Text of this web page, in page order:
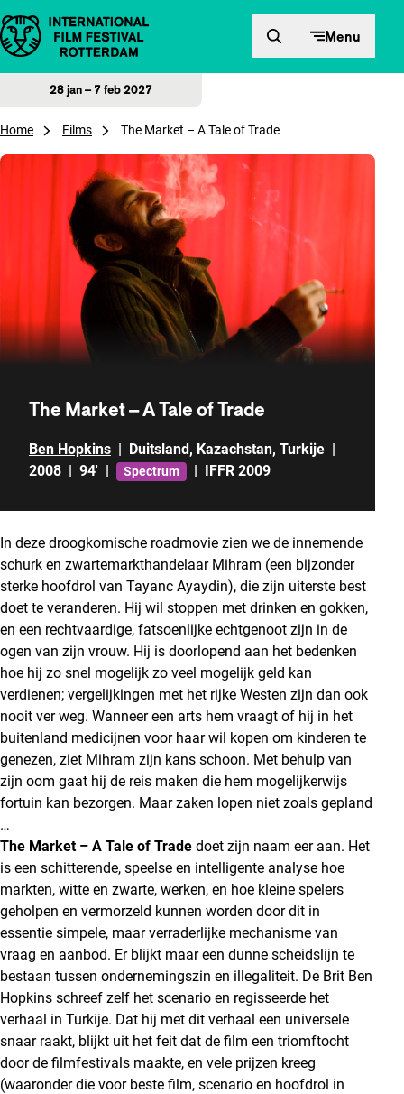
Direct naar inhoud Menu
28 jan – 7 feb 2027
Home Films The Market – A Tale of Trade
The Market – A Tale of Trade
Ben Hopkins | Duitsland, Kazachstan, Turkije |
2008 | 94' | Spectrum | IFFR 2009
In deze droogkomische roadmovie zien we de innemende
schurk en zwartemarkthandelaar Mihram (een bijzonder
sterke hoofdrol van Tayanc Ayaydin), die zijn uiterste best
doet te veranderen. Hij wil stoppen met drinken en gokken,
en een rechtvaardige, fatsoenlijke echtgenoot zijn in de
ogen van zijn vrouw. Hij is doorlopend aan het bedenken
hoe hij zo snel mogelijk zo veel mogelijk geld kan
verdienen; vergelijkingen met het rijke Westen zijn dan ook
nooit ver weg. Wanneer een arts hem vraagt of hij in het
buitenland medicijnen voor haar wil kopen om kinderen te
genezen, ziet Mihram zijn kans schoon. Met behulp van
zijn oom gaat hij de reis maken die hem mogelijkerwijs
fortuin kan bezorgen. Maar zaken lopen niet zoals gepland
…
The Market – A Tale of Trade doet zijn naam eer aan. Het
is een schitterende, speelse en intelligente analyse hoe
markten, witte en zwarte, werken, en hoe kleine spelers
geholpen en vermorzeld kunnen worden door dit in
essentie simpele, maar verraderlijke mechanisme van
vraag en aanbod. Er blijkt maar een dunne scheidslijn te
bestaan tussen ondernemingszin en illegaliteit. De Brit Ben
Hopkins schreef zelf het scenario en regisseerde het
verhaal in Turkije. Dat hij met dit verhaal een universele
snaar raakt, blijkt uit het feit dat de film een triomftocht
door de filmfestivals maakte, en vele prijzen kreeg
(waaronder die voor beste film, scenario en hoofdrol in